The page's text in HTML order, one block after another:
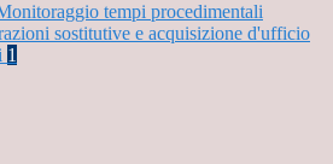
tempi procedimentali
sostitutive e acquisizione d'ufficio
1